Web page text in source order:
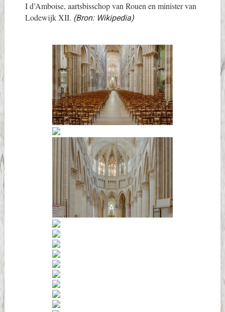
I d’Amboise, aartsbisschop van Rouen en minister van
Lodewijk XII. (Bron: Wikipedia)